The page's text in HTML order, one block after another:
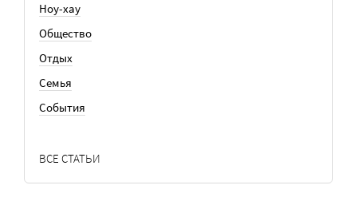
Ноу-хау
Общество
Отдых
Семья
События
ВСЕ СТАТЬИ